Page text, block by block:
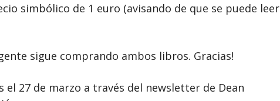
simbólico de 1 euro (avisando de que se puede leer
sigue comprando ambos libros. Gracias!
el 27 de marzo a través del newsletter de Dean